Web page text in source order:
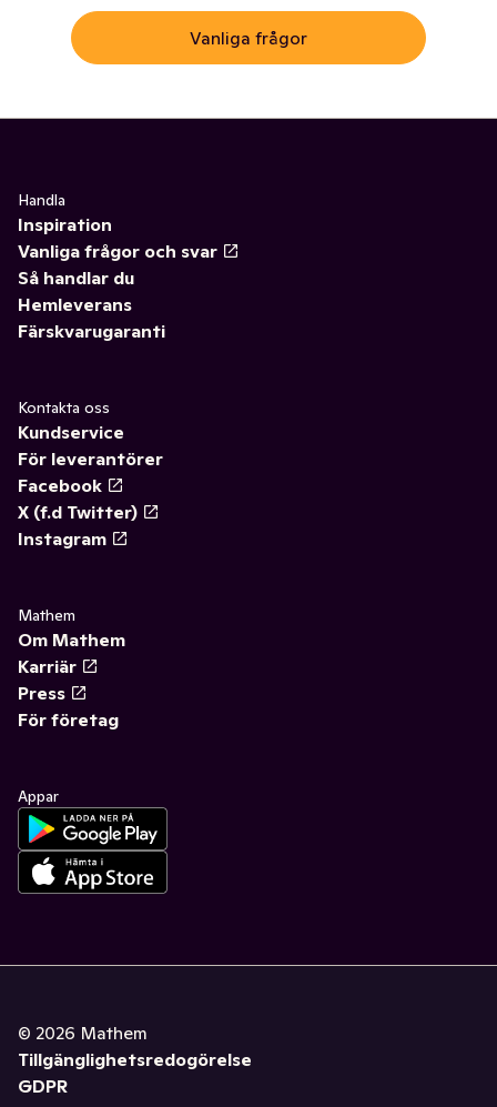
Vanliga frågor
Handla
Inspiration
Vanliga frågor och svar
Så handlar du
Hemleverans
Färskvarugaranti
Kontakta oss
Kundservice
För leverantörer
Facebook
X (f.d Twitter)
Instagram
Mathem
Om Mathem
Karriär
Press
För företag
Appar
© 2026 Mathem
Tillgänglighetsredogörelse
GDPR